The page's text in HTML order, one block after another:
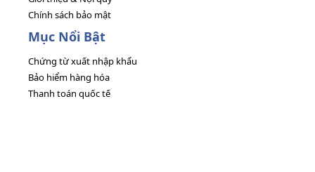
Chính sách bảo mật
Mục Nổi Bật
Chứng từ xuất nhập khẩu
Bảo hiểm hàng hóa
Thanh toán quốc tế